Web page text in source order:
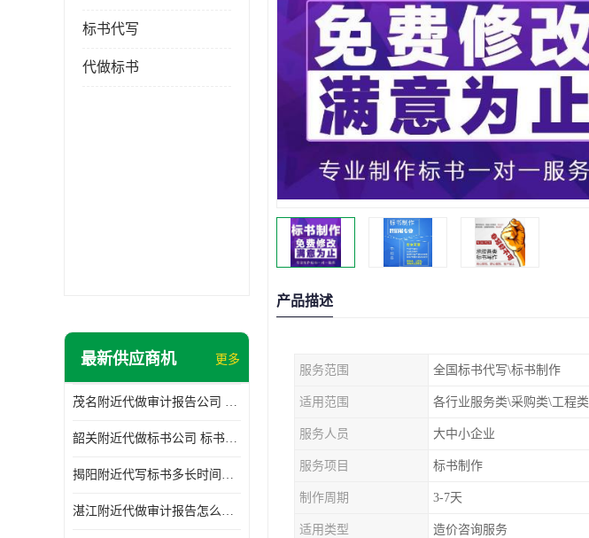
标书代写
代做标书
最新供应商机 更多
茂名附近代做审计报告公司 投标书怎么做
韶关附近代做标书公司 标书制作周期快
揭阳附近代写标书多长时间做好 投标书怎么做
湛江附近代做审计报告怎么收费 一对一服务
产品描述
服务范围 全国标书代写\标书制作
适用范围 各行业服务类\采购类\工程类
服务人员 大中小企业
服务项目 标书制作
制作周期 3-7天
适用类型 造价咨询服务